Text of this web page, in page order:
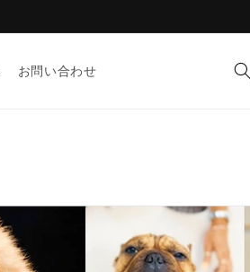
お問い合わせ